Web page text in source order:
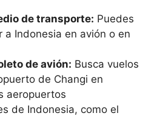
de transporte: Puedes
a Indonesia en avión o en
de avión: Busca vuelos
de Changi en
aeropuertos
de Indonesia, como el